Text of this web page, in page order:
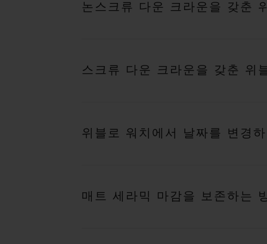
논스크류 다운 크라운을 갖춘
스크류 다운 크라운을 갖춘 위
위블로 워치에서 날짜를 변경
매트 세라믹 마감을 보존하는